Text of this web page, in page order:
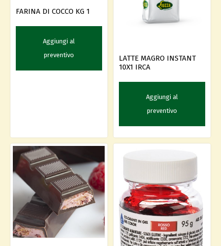
FARINA DI COCCO KG 1
Aggiungi al
preventivo
LATTE MAGRO INSTANT
10X1 IRCA
Aggiungi al
preventivo